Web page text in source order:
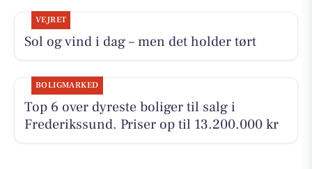
VEJRET
Sol og vind i dag – men det holder tørt
BOLIGMARKED
Top 6 over dyreste boliger til salg i
Frederikssund. Priser op til 13.200.000 kr